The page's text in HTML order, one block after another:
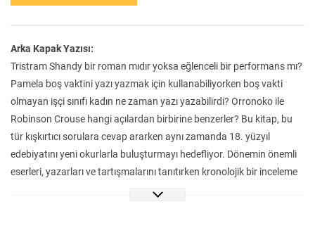
Arka Kapak Yazısı:
Tristram Shandy bir roman mıdır yoksa eğlenceli bir performans mı?
Pamela boş vaktini yazı yazmak için kullanabiliyorken boş vakti
olmayan işçi sınıfı kadın ne zaman yazı yazabilirdi? Orronoko ile
Robinson Crouse hangi açılardan birbirine benzerler? Bu kitap, bu
tür kışkırtıcı sorulara cevap ararken aynı zamanda 18. yüzyıl
edebiyatını yeni okurlarla buluşturmayı hedefliyor. Dönemin önemli
eserleri, yazarları ve tartışmalarını tanıtırken kronolojik bir inceleme
yerine, kentleşme, sömürgecilik, ticaretin yaygınlaşması, kamusal